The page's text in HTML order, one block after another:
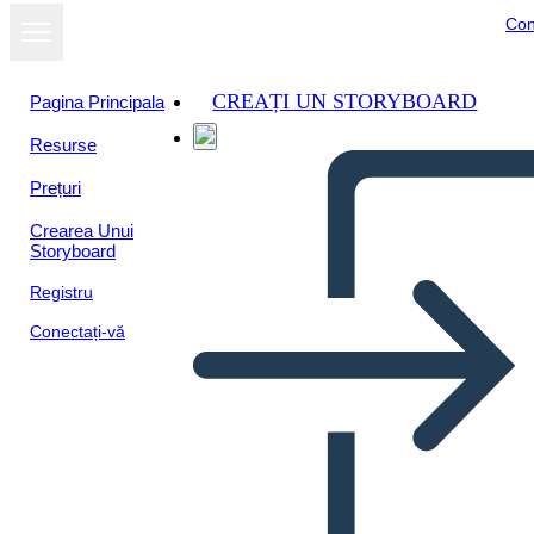
Pagina Principala
Resurse
Prețuri
Crearea Unui
Storyboard
Registru
Conectați-vă
CREAȚI UN STORYBOARD